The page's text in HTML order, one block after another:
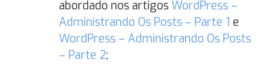
abordado nos artigos WordPress –
Administrando Os Posts – Parte 1 e
WordPress – Administrando Os Posts
– Parte 2;